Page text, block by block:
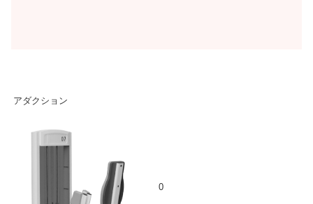
アダクション
0